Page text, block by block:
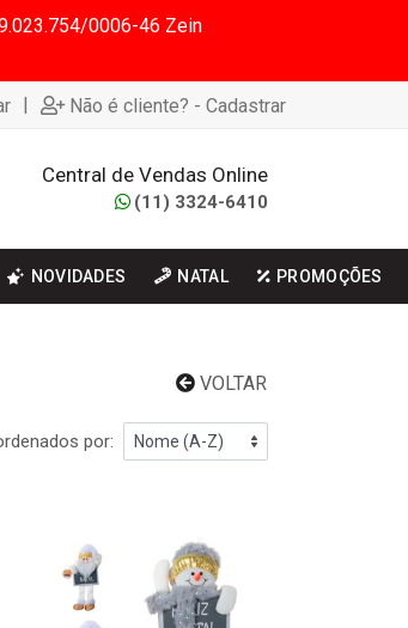
0006-46 Zein
| Não é cliente? - Cadastrar
Central de Vendas Online
(11) 3324-6410
NOVIDADES NATAL PROMOÇÕES
VOLTAR
por: